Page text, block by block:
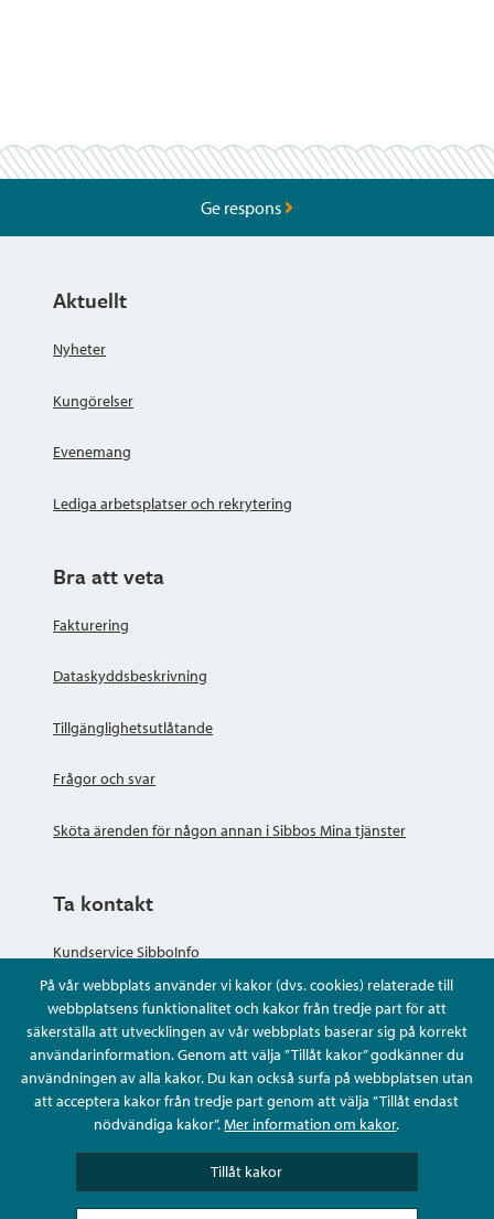
På vår webbplats använder vi kakor (dvs. cookies) relaterade till
webbplatsens funktionalitet och kakor från tredje part för att
säkerställa att utvecklingen av vår webbplats baserar sig på korrekt
användarinformation. Genom att välja ”Tillåt kakor” godkänner du
användningen av alla kakor. Du kan också surfa på webbplatsen utan
att acceptera kakor från tredje part genom att välja ”Tillåt endast
nödvändiga kakor”.Mer information om kakor.
Tillåt kakor
Ge respons
Aktuellt
Nyheter
Kungörelser
Evenemang
Lediga arbetsplatser och rekrytering
Bra att veta
Fakturering
Dataskyddsbeskrivning
Tillgänglighetsutlåtande
Frågor och svar
Sköta ärenden för någon annan i Sibbos Mina tjänster
Ta kontakt
Kundservice SibboInfo
Ge anonym respons
Ställ en fråga eller sköta ditt ärende
Kontaktuppgifter